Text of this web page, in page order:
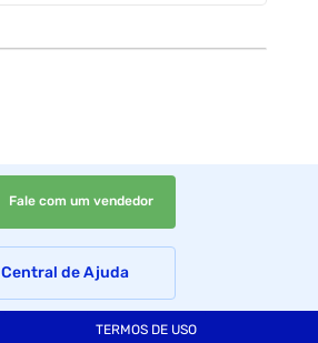
Fale com um vendedor
Central de Ajuda
TERMOS DE USO